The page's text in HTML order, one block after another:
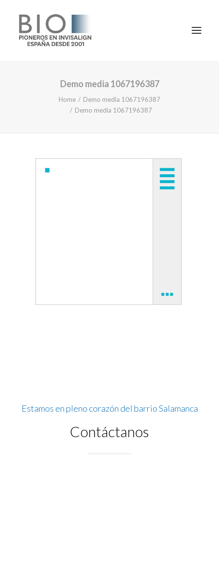
TRATAMIENTOS
CONTACTO
Demo media 1067196387
Home
Demo media 1067196387
Demo media 1067196387
Estamos en pleno corazón del barrio Salamanca
Contáctanos